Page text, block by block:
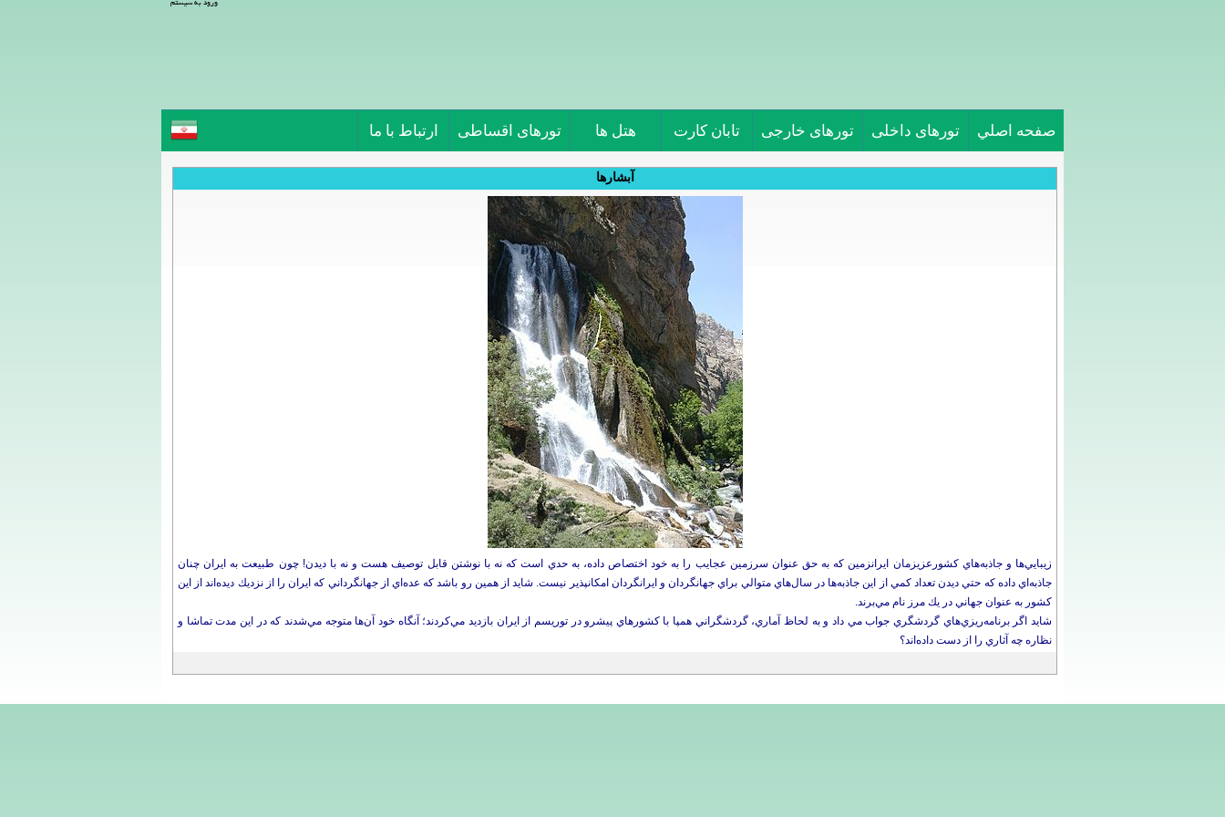
ورود به سیستم
صفحه اصلي تورهای داخلی تورهای خارجی تابان کارت هتل ها تورهای اقساطی ارتباط با ما
آبشارها
زيبايي‌ها و جاذبه‌هاي كشورعزيزمان ايرانزمين كه به حق عنوان سرزمين عجايب را به خود اختصاص داده، به حدي است كه نه با نوشتن قابل توصيف هست و نه با ديدن! چون طبيعت به ايران چنان
جاذبه‌اي داده كه حتي ديدن تعداد كمي از اين جاذبه‌ها در سال‌هاي متوالي براي جهانگردان و ايرانگردان امكانپذير نيست. شايد از همين رو باشد كه عده‌اي از جهانگرداني كه ايران را از نزديك ديده‌اند از اين
كشور به عنوان جهاني در يك مرز نام مي‌برند.
شايد اگر برنامه‌ريزي‌هاي گردشگري جواب مي داد و به لحاظ آماري، گردشگراني همپا با كشورهاي پيشرو در توريسم از ايران بازديد مي‌كردند؛ آنگاه خود آن‌ها متوجه مي‌شدند كه در اين مدت تماشا و
نظاره چه آثاري را از دست داده‌اند؟